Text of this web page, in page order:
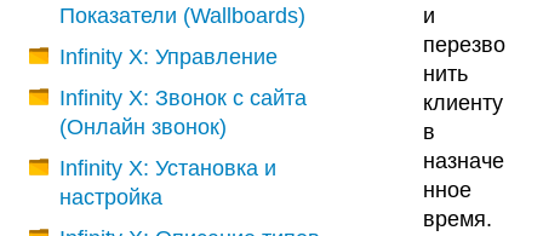
Показатели (Wallboards)
Infinity X: Управление
Infinity X: Звонок с сайта
(Онлайн звонок)
Infinity X: Установка и
настройка
и
перезво
нить
клиенту
в
назначе
нное
время.